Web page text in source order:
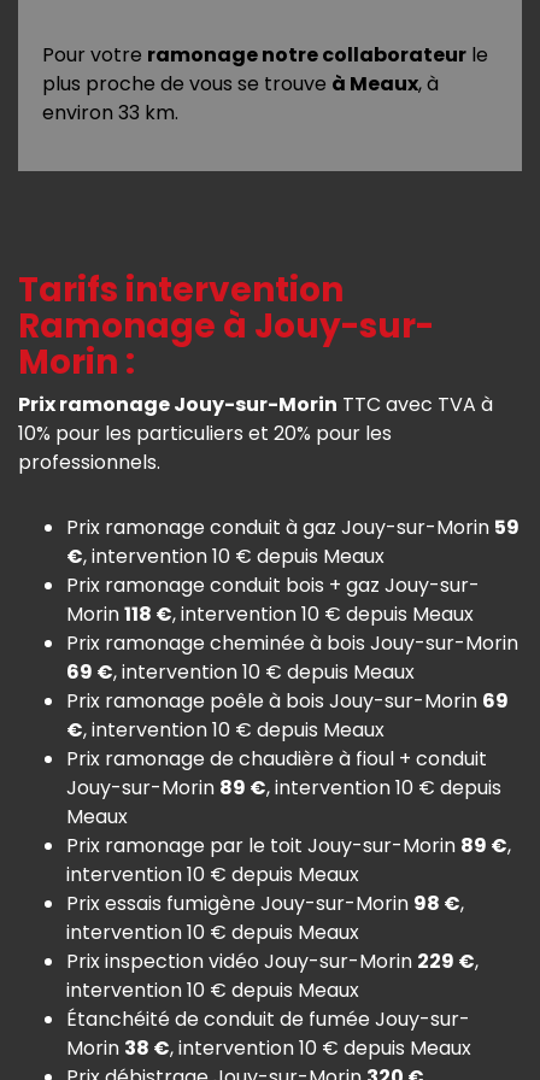
Pour votre ramonage notre collaborateur le
plus proche de vous se trouve à Meaux, à
environ 33 km.
Tarifs intervention
Ramonage à Jouy-sur-
Morin :
Prix ramonage Jouy-sur-Morin TTC avec TVA à
10% pour les particuliers et 20% pour les
professionnels.
Prix ramonage conduit à gaz Jouy-sur-Morin 59
€, intervention 10 € depuis Meaux
Prix ramonage conduit bois + gaz Jouy-sur-
Morin118 €, intervention 10 € depuis Meaux
Prix ramonage cheminée à bois Jouy-sur-Morin
69 €, intervention 10 € depuis Meaux
Prix ramonage poêle à bois Jouy-sur-Morin 69
€, intervention 10 € depuis Meaux
Prix ramonage de chaudière à fioul + conduit
Jouy-sur-Morin 89 €, intervention 10 € depuis
Meaux
Prix ramonage par le toit Jouy-sur-Morin 89 €,
intervention 10 € depuis Meaux
Prix essais fumigène Jouy-sur-Morin 98 €,
intervention 10 € depuis Meaux
Prix inspection vidéo Jouy-sur-Morin 229 €,
intervention 10 € depuis Meaux
Étanchéité de conduit de fumée Jouy-sur-
Morin 38 €, intervention 10 € depuis Meaux